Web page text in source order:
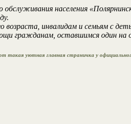
населения
инвалидам и семьям с
гражданам, оставшимся один на
такая уютная главная страничка у